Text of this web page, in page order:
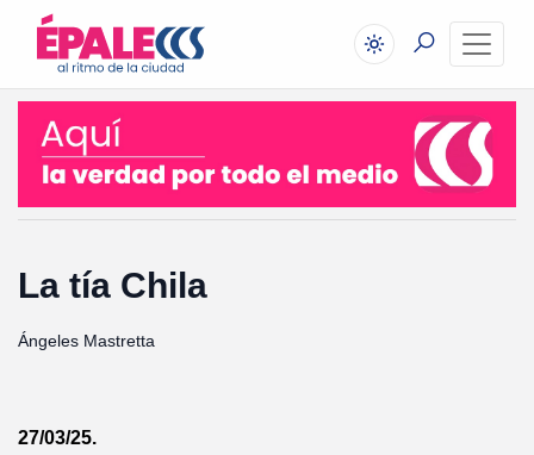
La tía Chila
Ángeles Mastretta
27/03/25.